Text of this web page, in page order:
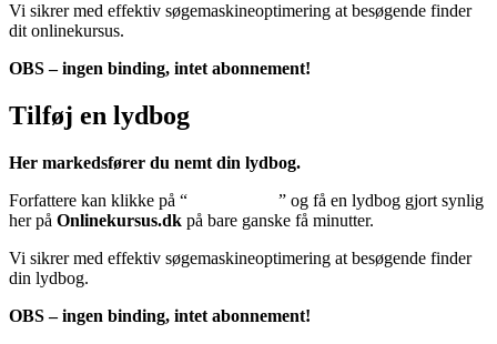
Vi sikrer med effektiv søgemaskineoptimering at besøgende finder
dit onlinekursus.
OBS – ingen binding, intet abonnement!
Tilføj en lydbog
Her markedsfører du nemt din lydbog.
Forfattere kan klikke på “
” og få en lydbog gjort synlig
her på Onlinekursus.dk på bare ganske få minutter.
Vi sikrer med effektiv søgemaskineoptimering at besøgende finder
din lydbog.
OBS – ingen binding, intet abonnement!